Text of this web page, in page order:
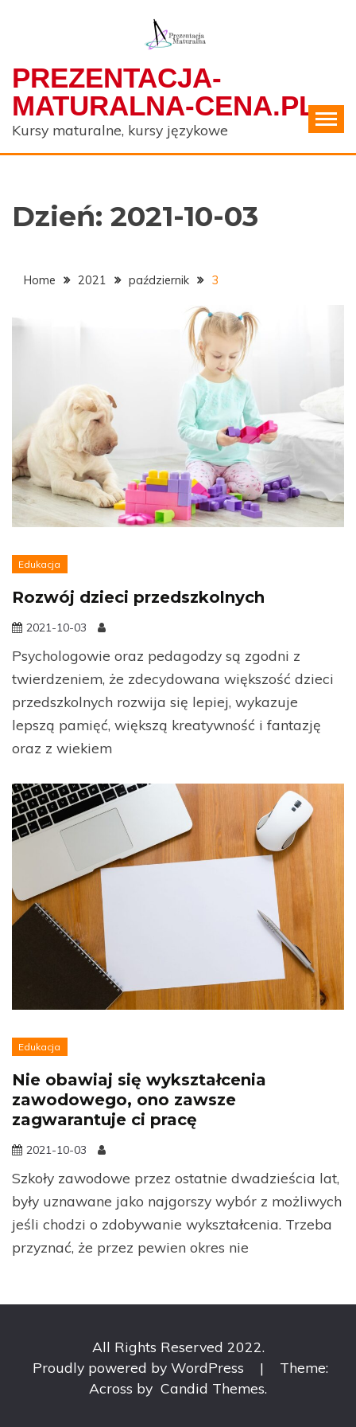
PREZENTACJA-
MATURALNA-CENA.PL
Kursy maturalne, kursy językowe
Dzień: 2021-10-03
Home 2021 październik 3
Edukacja
Rozwój dzieci przedszkolnych
2021-10-03
Psychologowie oraz pedagodzy są zgodni z
twierdzeniem, że zdecydowana większość dzieci
przedszkolnych rozwija się lepiej, wykazuje
lepszą pamięć, większą kreatywność i fantazję
oraz z wiekiem
Edukacja
Nie obawiaj się wykształcenia
zawodowego, ono zawsze
zagwarantuje ci pracę
2021-10-03
Szkoły zawodowe przez ostatnie dwadzieścia lat,
były uznawane jako najgorszy wybór z możliwych
jeśli chodzi o zdobywanie wykształcenia. Trzeba
przyznać, że przez pewien okres nie
All Rights Reserved 2022.
Proudly powered by WordPress
|
Theme:
Across by Candid Themes.